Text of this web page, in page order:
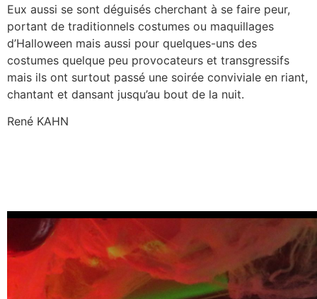
Eux aussi se sont déguisés cherchant à se faire peur,
portant de traditionnels costumes ou maquillages
d’Halloween mais aussi pour quelques-uns des
costumes quelque peu provocateurs et transgressifs
mais ils ont surtout passé une soirée conviviale en riant,
chantant et dansant jusqu’au bout de la nuit.
René KAHN